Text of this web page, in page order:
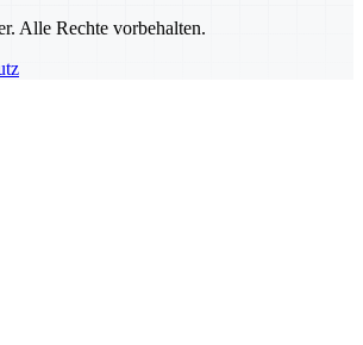
Alle Rechte vorbehalten.